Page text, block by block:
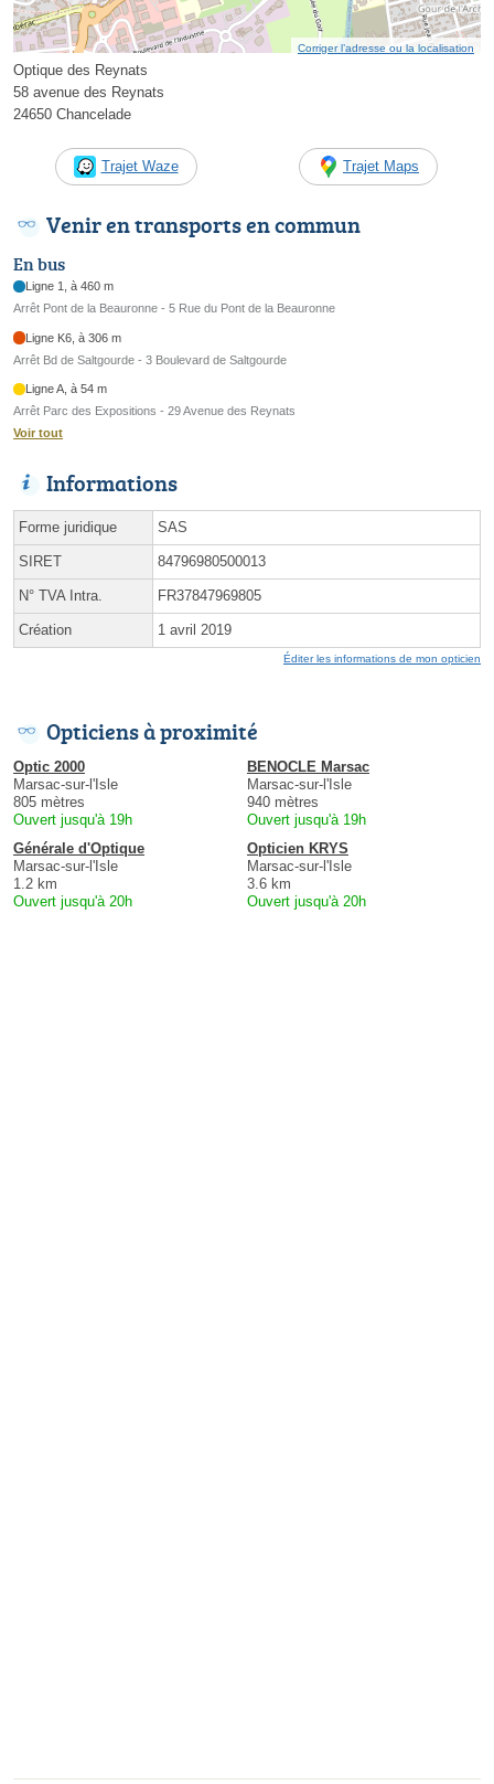
Corriger l’adresse ou la localisation
Optique des Reynats
58 avenue des Reynats
24650 Chancelade
Trajet Waze Trajet Maps
Venir en transports en commun
En bus
Ligne 1, à 460 m
Arrêt Pont de la Beauronne - 5 Rue du Pont de la Beauronne
Ligne K6, à 306 m
Arrêt Bd de Saltgourde - 3 Boulevard de Saltgourde
Ligne A, à 54 m
Arrêt Parc des Expositions - 29 Avenue des Reynats
Voir tout
Informations
Forme juridique SAS
SIRET 84796980500013
N° TVA Intra. FR37847969805
Création 1 avril 2019
Éditer les informations de mon opticien
Opticiens à proximité
Optic 2000
Marsac-sur-l'Isle
805 mètres
Ouvert jusqu'à 19h
BENOCLE Marsac
Marsac-sur-l'Isle
940 mètres
Ouvert jusqu'à 19h
Générale d'Optique
Marsac-sur-l'Isle
1.2 km
Ouvert jusqu'à 20h
Opticien KRYS
Marsac-sur-l'Isle
3.6 km
Ouvert jusqu'à 20h